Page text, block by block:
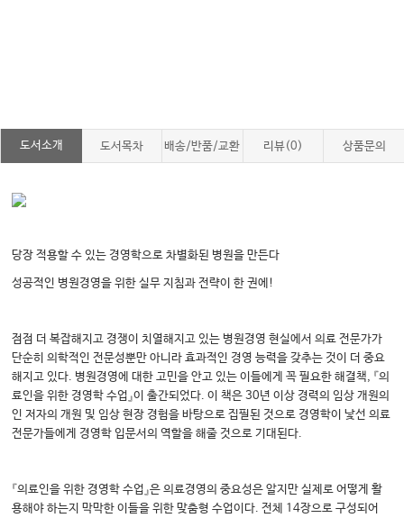
도서소개 도서목차 배송/반품/교환 리뷰(0) 상품문의
당장 적용할 수 있는 경영학으로 차별화된 병원을 만든다
성공적인 병원경영을 위한 실무 지침과 전략이 한 권에!
점점 더 복잡해지고 경쟁이 치열해지고 있는 병원경영 현실에서 의료 전문가가
단순히 의학적인 전문성뿐만 아니라 효과적인 경영 능력을 갖추는 것이 더 중요
해지고 있다. 병원경영에 대한 고민을 안고 있는 이들에게 꼭 필요한 해결책, 『의
료인을 위한 경영학 수업』이 출간되었다. 이 책은 30년 이상 경력의 임상 개원의
인 저자의 개원 및 임상 현장 경험을 바탕으로 집필된 것으로 경영학이 낯선 의료
전문가들에게 경영학 입문서의 역할을 해줄 것으로 기대된다.
『의료인을 위한 경영학 수업』은 의료경영의 중요성은 알지만 실제로 어떻게 활
용해야 하는지 막막한 이들을 위한 맞춤형 수업이다. 전체 14장으로 구성되어